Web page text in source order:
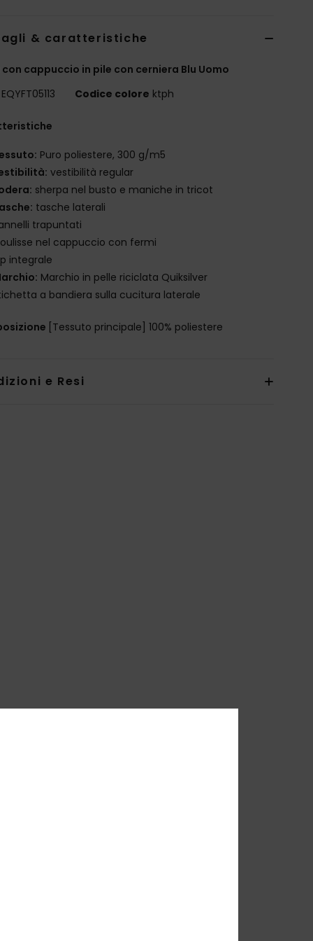
& caratteristiche
con cappuccio in pile con cerniera Blu Uomo
EQYFT05113 Codice colore ktph
Puro poliestere, 300 g/m5
vestibilità regular
sherpa nel busto e maniche in tricot
tasche laterali
trapuntati
nel cappuccio con fermi
integrale
Marchio in pelle riciclata Quiksilver
a bandiera sulla cucitura laterale
[Tessuto principale] 100% poliestere
e Resi